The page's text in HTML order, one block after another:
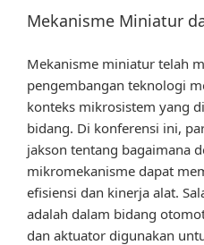
Mekanisme Miniatur
Mekanisme miniatur telah
pengembangan teknologi
konteks mikrosistem yang
bidang. Di konferensi ini,
jakson tentang bagaimana
mikromekanisme dapat
efisiensi dan kinerja alat.
adalah dalam bidang
dan aktuator digunakan